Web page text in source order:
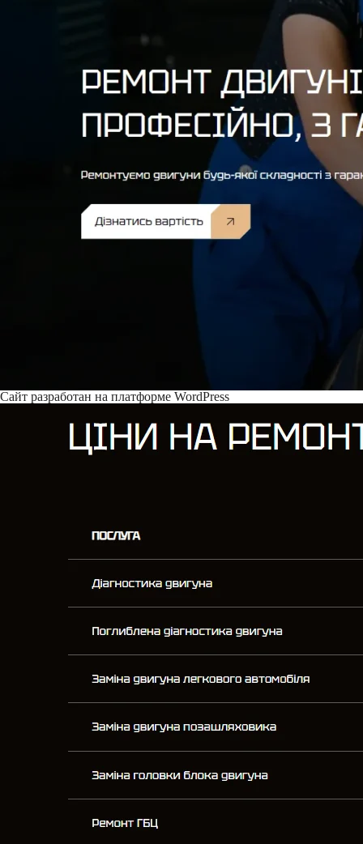
Сайт разработан на платформе WordPress